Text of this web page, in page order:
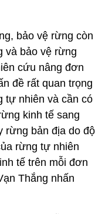
bảo vệ rừng còn
và bảo vệ rừng
cứu nâng đơn
đề rất quan trọng
tự nhiên và cần có
kinh tế sang
rừng bản địa do độ
rừng tự nhiên
tế trên mỗi đơn
Thắng nhấn